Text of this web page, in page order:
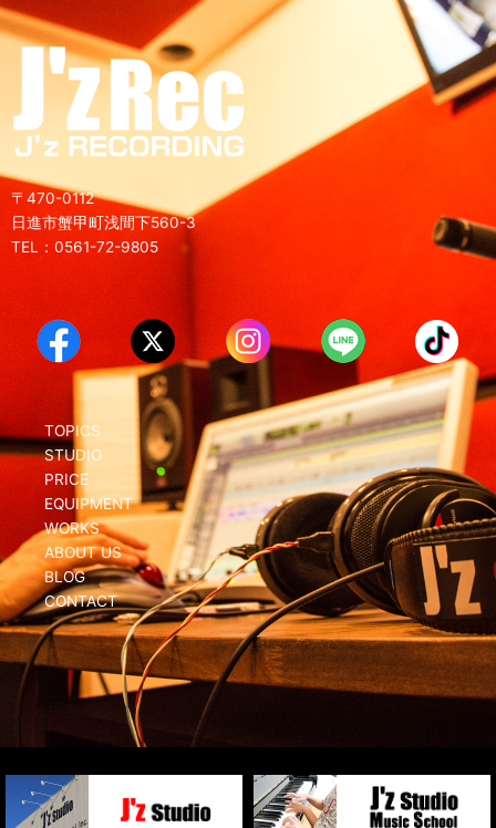
〒470-0112
日進市蟹甲町浅間下560-3
TEL：0561-72-9805
TOPICS
STUDIO
PRICE
EQUIPMENT
WORKS
ABOUT US
BLOG
CONTACT